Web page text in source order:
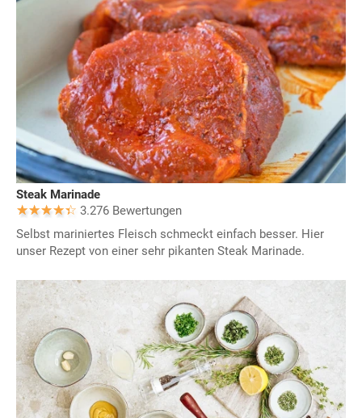
Steak Marinade
3.276 Bewertungen
Selbst mariniertes Fleisch schmeckt einfach besser. Hier
unser Rezept von einer sehr pikanten Steak Marinade.